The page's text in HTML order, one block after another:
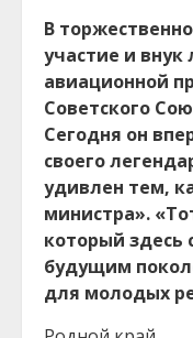
В
участие и внук
авиационной
Советского
Сегодня он
своего
удивлен тем,
министра».
который здесь
будущим
для молодых